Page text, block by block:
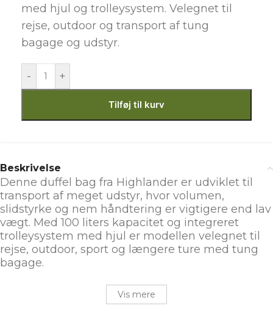
med hjul og trolleysystem. Velegnet til
rejse, outdoor og transport af tung
bagage og udstyr.
- +
Tilføj til kurv
Beskrivelse
Denne duffel bag fra Highlander er udviklet til
transport af meget udstyr, hvor volumen,
slidstyrke og nem håndtering er vigtigere end lav
vægt. Med 100 liters kapacitet og integreret
trolleysystem med hjul er modellen velegnet til
rejse, outdoor, sport og længere ture med tung
bagage.
Vis mere